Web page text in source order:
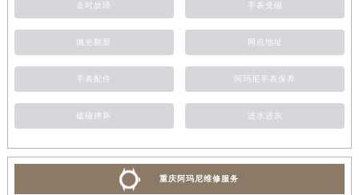
走时故障 手表受磁
抛光翻新 网点地址
手表配件 阿玛尼手表保养
磕碰摔坏 进水进灰
重庆阿玛尼维修服务